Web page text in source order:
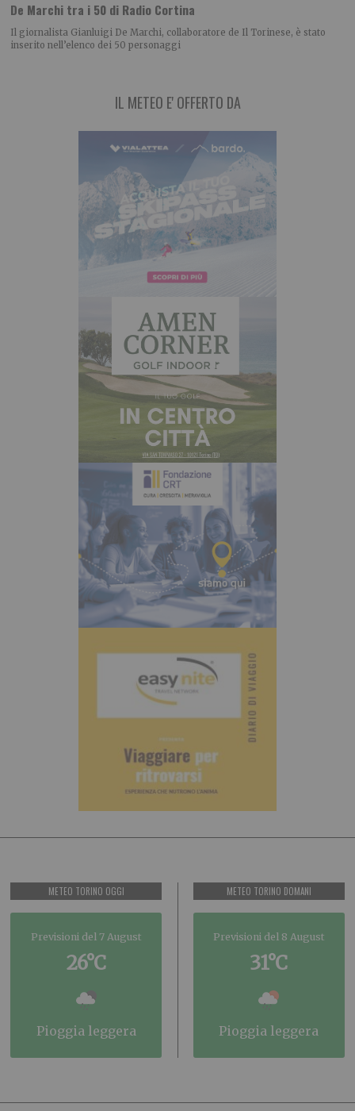
De Marchi tra i 50 di Radio Cortina
Il giornalista Gianluigi De Marchi, collaboratore de Il Torinese, è stato
inserito nell’elenco dei 50 personaggi
IL METEO E' OFFERTO DA
METEO TORINO OGGI
Previsioni del 7 August
26°C
pioggia leggera
METEO TORINO DOMANI
Previsioni del 8 August
31°C
pioggia leggera